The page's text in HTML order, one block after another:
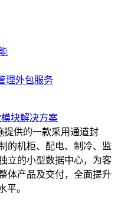
理外包服务
块解决方案
提供的一款采用通道封
的机柜、配电、制冷、监
立的小型数据中心，为客
体产品及交付，全面提升
平。